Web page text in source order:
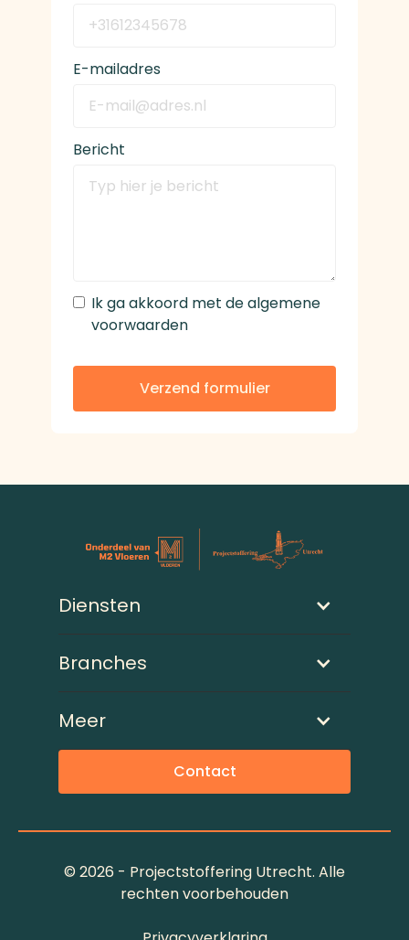
E-mailadres
Bericht
Ik ga akkoord met de algemene
voorwaarden
Verzend formulier
Diensten
Branches
Meer
Contact
© 2026 - Projectstoffering Utrecht. Alle
rechten voorbehouden